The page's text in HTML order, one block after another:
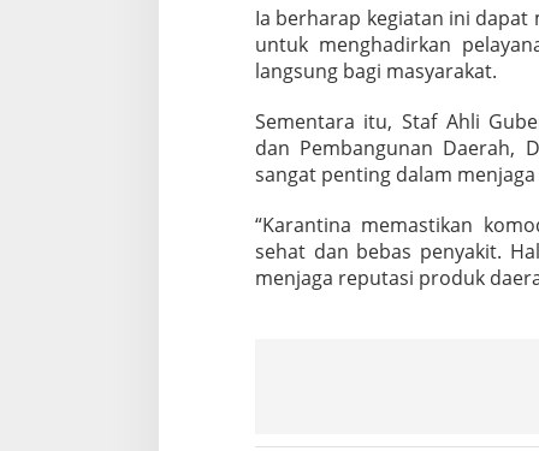
d
t
a
Ia berharap kegiatan ini
untuk menghadirkan
langsung bagi masyarakat.
Sementara itu, Staf Ahli
dan Pembangunan Daerah,
sangat penting dalam
“Karantina memastikan
sehat dan bebas penyakit.
menjaga reputasi produk